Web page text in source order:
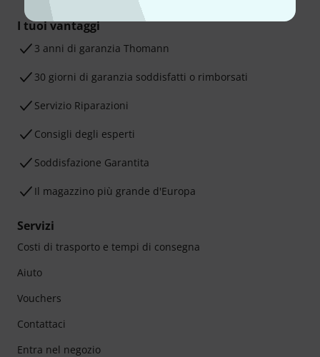
I tuoi vantaggi
3 anni di garanzia Thomann
30 giorni di garanzia soddisfatti o rimborsati
Servizio Riparazioni
Consigli degli esperti
Soddisfazione Garantita
Il magazzino più grande d'Europa
Servizi
Costi di trasporto e tempi di consegna
Aiuto
Vouchers
Contattaci
Entra nel negozio